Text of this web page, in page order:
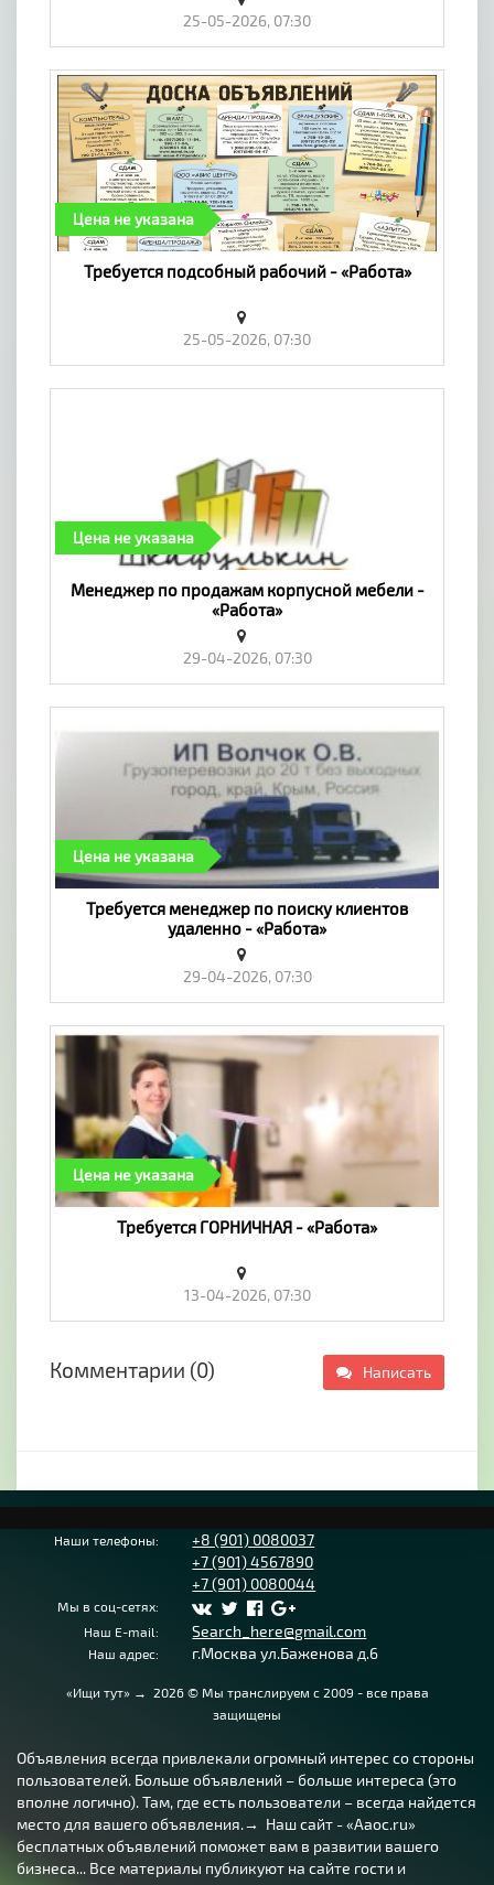
25-05-2026, 07:30
Цена не указана
Требуется подсобный рабочий - «Работа»
25-05-2026, 07:30
Цена не указана
Менеджер по продажам корпусной мебели -
«Работа»
29-04-2026, 07:30
Цена не указана
Требуется менеджер по поиску клиентов
удаленно - «Работа»
29-04-2026, 07:30
Цена не указана
Требуется ГОРНИЧНАЯ - «Работа»
13-04-2026, 07:30
Комментарии (0) Написать
Наши телефоны:
+8 (901) 0080037
+7 (901) 4567890
+7 (901) 0080044
Мы в соц-сетях:
Наш E-mail:
Search_here@gmail.com
Наш адрес: г.Москва ул.Баженова д.6
«Ищи тут» → 2026© Мы транслируем с 2009 - все права
защищены
Объявления всегда привлекали огромный интерес со стороны
пользователей. Больше объявлений – больше интереса (это
вполне логично). Там, где есть пользователи – всегда найдется
место для вашего объявления.→ Наш сайт - «Aaoc.ru»
бесплатных объявлений поможет вам в развитии вашего
бизнеса... Все материалы публикуют на сайте гости и